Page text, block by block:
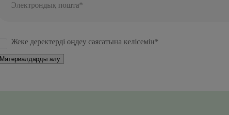
Электрондық пошта*
Жеке деректерді өңдеу саясатына келісемін*
Материалдарды алу